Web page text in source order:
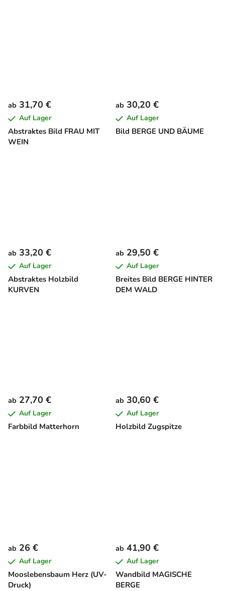
Abstraktes Bild FRAU MIT
WEIN
ab 31,70 €
Auf Lager
Bild BERGE UND BÄUME
ab 30,20 €
Auf Lager
Abstraktes Holzbild
KURVEN
ab 33,20 €
Auf Lager
Breites Bild BERGE HINTER
DEM WALD
ab 29,50 €
Auf Lager
Farbbild Matterhorn
ab 27,70 €
Auf Lager
Holzbild Zugspitze
ab 30,60 €
Auf Lager
Mooslebensbaum Herz (UV-
Druck)
ab 26 €
Auf Lager
Wandbild MAGISCHE
BERGE
ab 41,90 €
Auf Lager